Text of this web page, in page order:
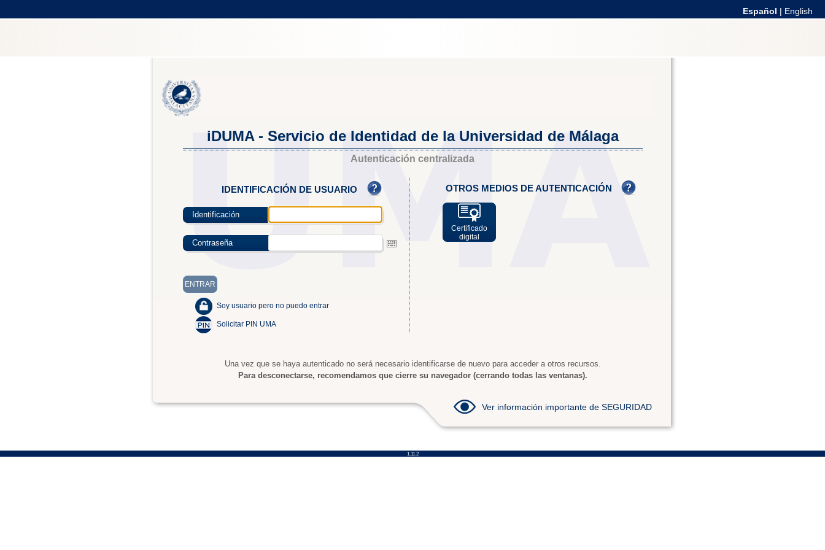
Español | English
iDUMA - Servicio de Identidad de la Universidad de Málaga
Autenticación centralizada
IDENTIFICACIÓN DE USUARIO
Identificación
Contraseña
Soy usuario pero no puedo entrar
Solicitar PIN UMA
OTROS MEDIOS DE AUTENTICACIÓN
Certificado
digital
Una vez que se haya autenticado no será necesario identificarse de nuevo para acceder a otros recursos.
Para desconectarse, recomendamos que cierre su navegador (cerrando todas las ventanas).
Ver información importante de SEGURIDAD
1.11.2